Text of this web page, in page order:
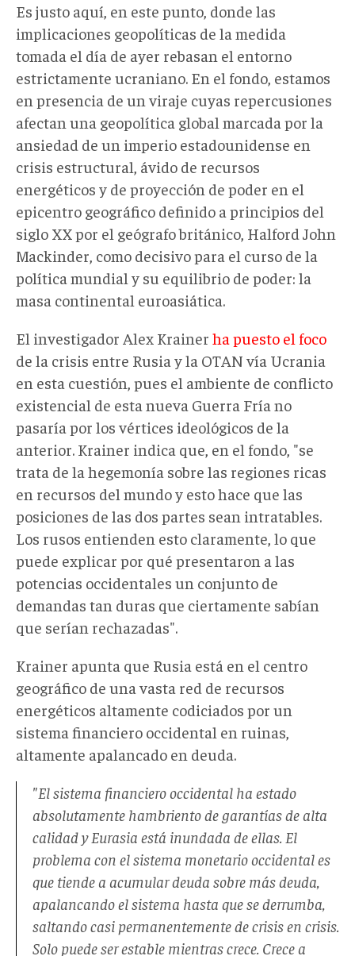
Es justo aquí, en este punto, donde las
implicaciones geopolíticas de la medida
tomada el día de ayer rebasan el entorno
estrictamente ucraniano. En el fondo, estamos
en presencia de un viraje cuyas repercusiones
afectan una geopolítica global marcada por la
ansiedad de un imperio estadounidense en
crisis estructural, ávido de recursos
energéticos y de proyección de poder en el
epicentro geográfico definido a principios del
siglo XX por el geógrafo británico, Halford John
Mackinder, como decisivo para el curso de la
política mundial y su equilibrio de poder: la
masa continental euroasiática.
El investigador Alex Krainer ha puesto el foco
de la crisis entre Rusia y la OTAN vía Ucrania
en esta cuestión, pues el ambiente de conflicto
existencial de esta nueva Guerra Fría no
pasaría por los vértices ideológicos de la
anterior. Krainer indica que, en el fondo, "se
trata de la hegemonía sobre las regiones ricas
en recursos del mundo y esto hace que las
posiciones de las dos partes sean intratables.
Los rusos entienden esto claramente, lo que
puede explicar por qué presentaron a las
potencias occidentales un conjunto de
demandas tan duras que ciertamente sabían
que serían rechazadas".
Krainer apunta que Rusia está en el centro
geográfico de una vasta red de recursos
energéticos altamente codiciados por un
sistema financiero occidental en ruinas,
altamente apalancado en deuda.
"El sistema financiero occidental ha estado
absolutamente hambriento de garantías de alta
calidad y Eurasia está inundada de ellas. El
problema con el sistema monetario occidental es
que tiende a acumular deuda sobre más deuda,
apalancando el sistema hasta que se derrumba,
saltando casi permanentemente de crisis en crisis.
Solo puede ser estable mientras crece. Crece a